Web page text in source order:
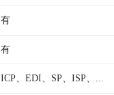
有
有
ICP、EDI、SP、ISP、...